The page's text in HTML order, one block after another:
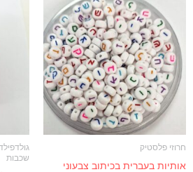
חרוזי פלסטיק
אותיות בעברית בכיתוב צבעוני
שכבות